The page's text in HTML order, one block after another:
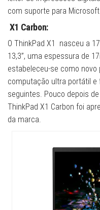
com suporte para
X1 Carbon:
O ThinkPad X1 nasceu a
13,3”, uma espessura de
estabeleceu-se como
computação ultra portátil e
seguintes. Pouco depois
ThinkPad X1 Carbon foi
da marca.